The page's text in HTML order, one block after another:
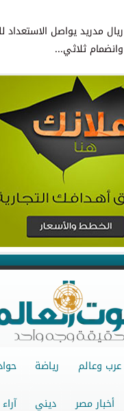
ريال مدريد يواصل الاستعداد
وانضمام ثلاثي...
عرب وعالم رياضة
أخبار مصر ديني